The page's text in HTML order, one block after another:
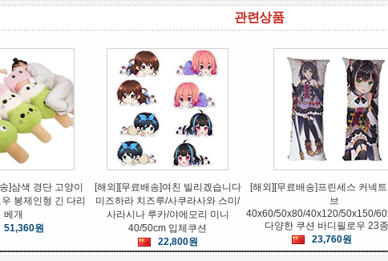
사랑이 하고 싶
카 코스프레
원
MANMENG
[무료배송]B-로봇 가브타크 아이
폰 7/8/X/11/12 아이폰12 프로맥
스 SE2 소프트
15,600원
DILONG
불교용품 스틸티타늄 육자진언
펜던트 목걸이
15,840원
관련상품
]삼색 경단 고양이
봉제인형 긴 다리
베개
51,360원
[해외][무료배송]여친 빌리겠습니다
미즈하라 치즈루/사쿠라사와 스미/
사라시나 루카/야에모리 미니
40/50cm 입체쿠션
22,800원
[해외][무료배송]프린세스 커넥트
브
40x60/50x80/40x120/50x150/
다양한 쿠션 바디필로우 23
23,760원